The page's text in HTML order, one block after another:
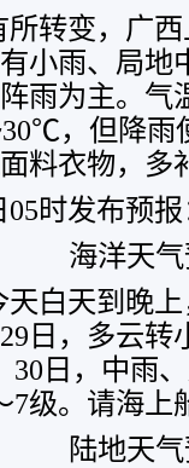
所转变，广
小雨、局地
雨为主。气
，但降雨
料衣物，多
05时发布预
海洋天
白天到晚
日，多云
30日，中雨
7级。请海上
陆地天